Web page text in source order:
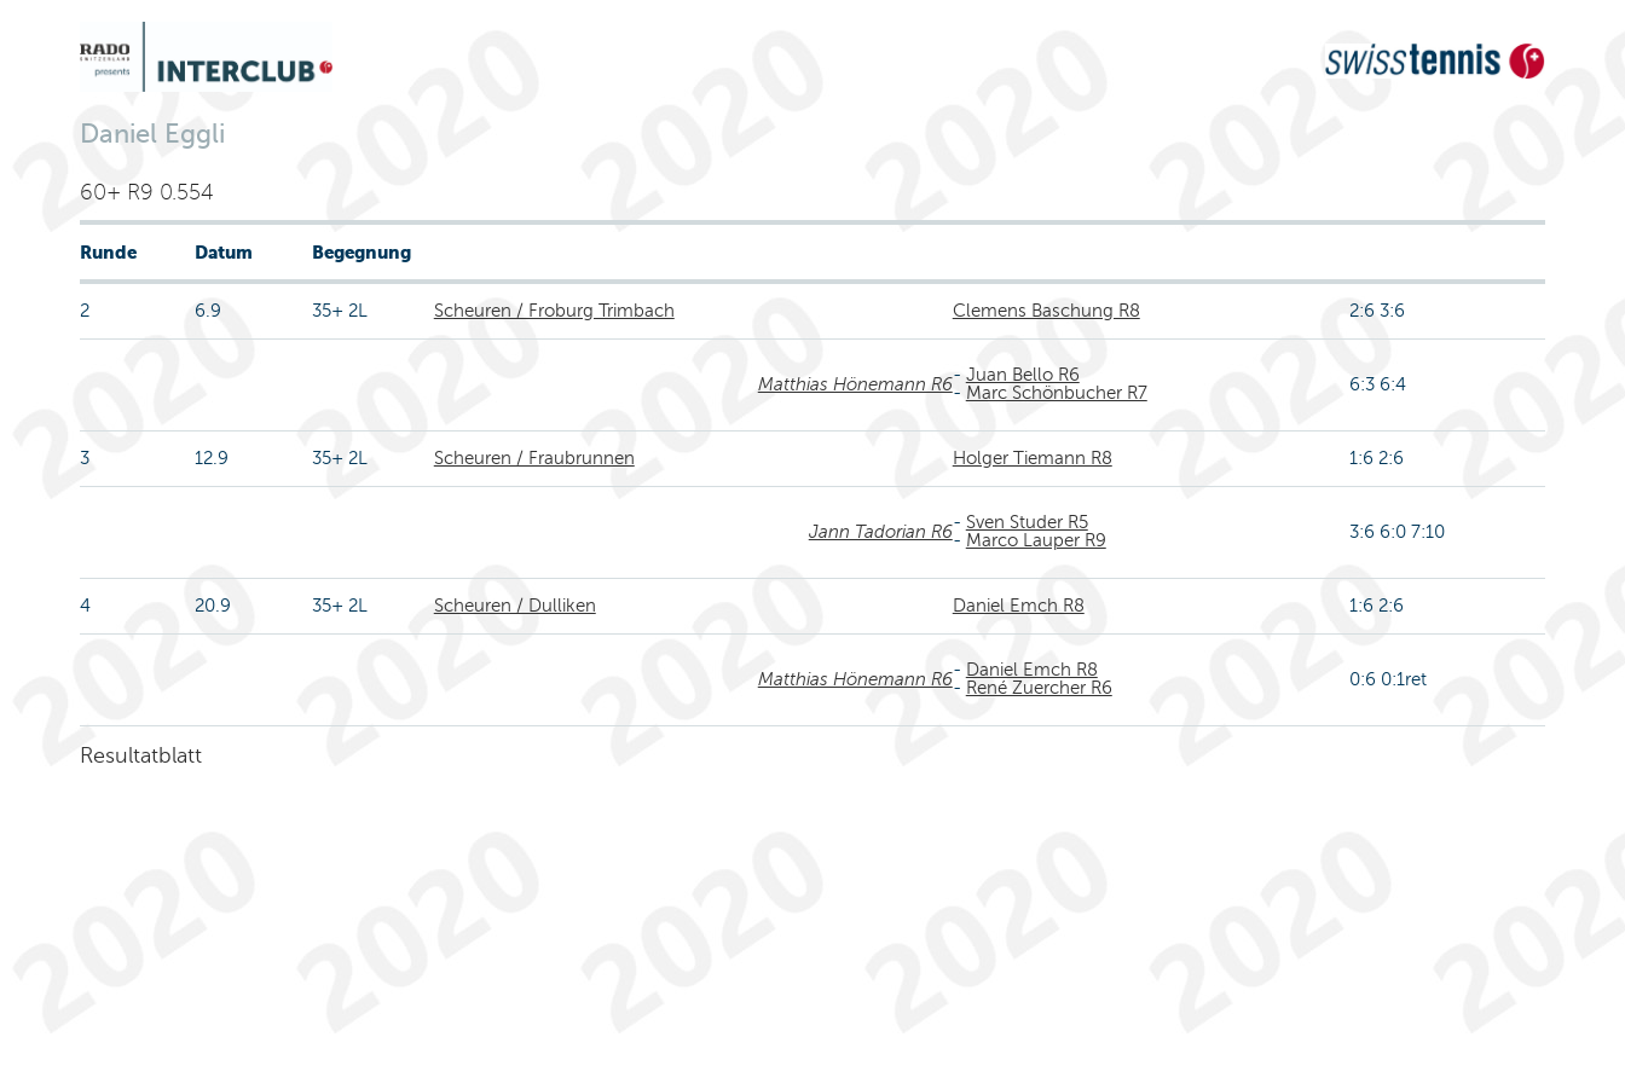
Daniel Eggli
60+ R9 0.554
Runde Datum Begegnung
2 6.9 35+ 2L Scheuren / Froburg Trimbach Clemens Baschung R8 2:6 3:6
Matthias Hönemann R6- Juan Bello R6
- Marc Schönbucher R7 6:3 6:4
3 12.9 35+ 2L Scheuren / Fraubrunnen Holger Tiemann R8 1:6 2:6
Jann Tadorian R6- Sven Studer R5
- Marco Lauper R9 3:6 6:0 7:10
4 20.9 35+ 2L Scheuren / Dulliken Daniel Emch R8 1:6 2:6
Matthias Hönemann R6- Daniel Emch R8
- René Zuercher R6 0:6 0:1ret
Resultatblatt